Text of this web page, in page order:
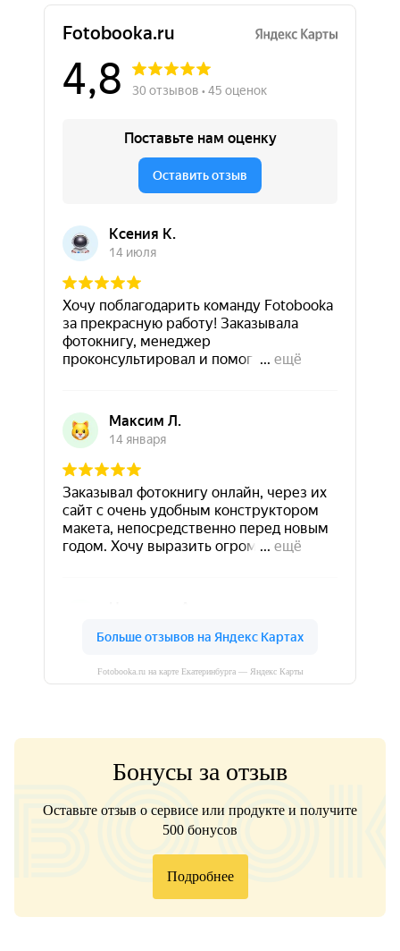
Fotobooka.ru на карте Екатеринбурга — Яндекс Карты
Бонусы за отзыв
Оставьте отзыв о сервисе или продукте и получите
500 бонусов
Подробнее